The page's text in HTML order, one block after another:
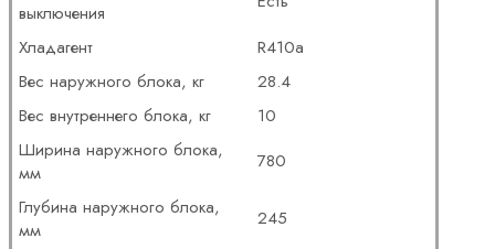
выключения
Хладагент
R410a
Вес наружного блока, кг
28.4
Вес внутреннего блока, кг
10
Ширина наружного блока,
мм
780
Глубина наружного блока,
мм
245